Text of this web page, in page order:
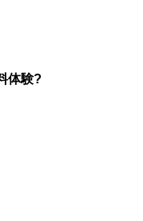
体験?